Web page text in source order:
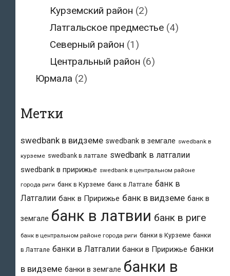
Курземский район (2)
Латгальское предместье (4)
Северный район (1)
Центральный район (6)
Юрмала (2)
Метки
swedbank в видземе swedbank в земгале swedbank в
курземе swedbank в латгале swedbank в латгалии
swedbank в пририжье swedbank в центральном районе
города риги банк в Курземе банк в Латгале банк в
Латгалии банк в Пририжье банк в видземе банк в
земгале банк в латвии банк в риге
банк в центральном районе города риги банки в Курземе банки
в Латгале банки в Латгалии банки в Пририжье банки
в видземе банки в земгале банки в